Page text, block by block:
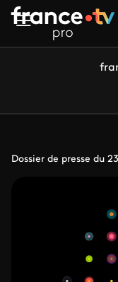
Aller au contenu
Dossier de presse du